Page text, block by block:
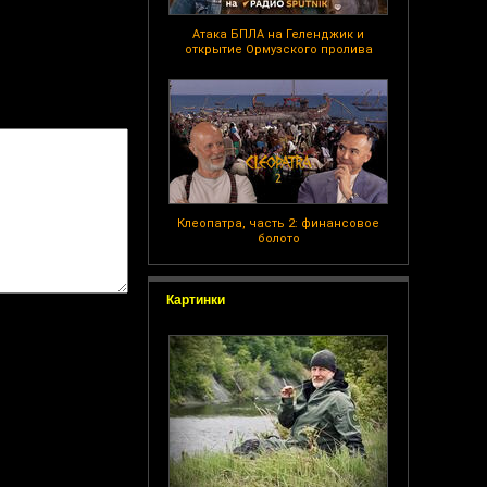
Атака БПЛА на Геленджик и
открытие Ормузского пролива
Клеопатра, часть 2: финансовое
болото
Картинки